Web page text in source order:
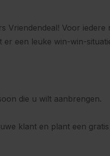
Vriendendeal! Voor
een leuke win-win-
die u wilt aanbrengen.
klant en plant een